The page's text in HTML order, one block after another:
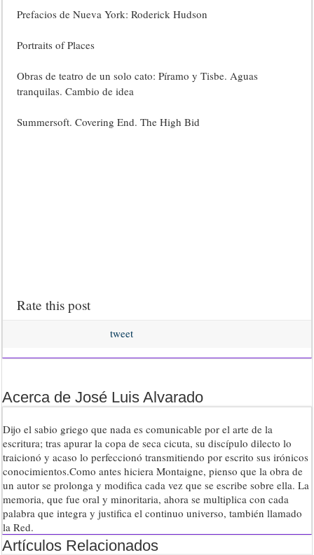
Prefacios de Nueva York: Roderick Hudson
Portraits of Places
Obras de teatro de un solo cato: Píramo y Tisbe. Aguas
tranquilas. Cambio de idea
Summersoft. Covering End. The High Bid
Rate this post
tweet
Acerca de José Luis Alvarado
Dijo el sabio griego que nada es comunicable por el arte de la
escritura; tras apurar la copa de seca cicuta, su discípulo dilecto lo
traicionó y acaso lo perfeccionó transmitiendo por escrito sus irónicos
conocimientos.Como antes hiciera Montaigne, pienso que la obra de
un autor se prolonga y modifica cada vez que se escribe sobre ella. La
memoria, que fue oral y minoritaria, ahora se multiplica con cada
palabra que integra y justifica el continuo universo, también llamado
la Red.
Artículos Relacionados